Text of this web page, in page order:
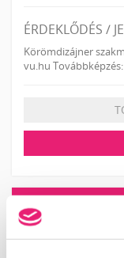
ÉRDEKLŐDÉS /
Körömdizájner
vu.hu
KOSÁR